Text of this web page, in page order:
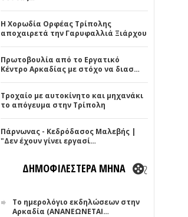
Η Χορωδία Ορφέας Τρίπολης
αποχαιρετά την Γαρυφαλλιά Ξιάρχου
Πρωτοβουλία από το Εργατικό
Κέντρο Αρκαδίας με στόχο να διασ…
Τροχαίο με αυτοκίνητο και μηχανάκι
το απόγευμα στην Τρίπολη
Πάρνωνας - Κεδρόδασος Μαλεβής |
"Δεν έχουν γίνει εργασί…
ΔΗΜΟΦΙΛΕΣΤΕΡΑ ΜΗΝΑ
Το ημερολόγιο εκδηλώσεων στην
Αρκαδία (ΑΝΑΝΕΩΝΕΤΑΙ…